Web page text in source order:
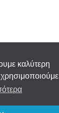
καλύτερη